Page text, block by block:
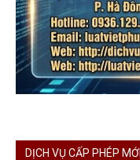
DỊCH VỤ CẤP PHÉP MỚI